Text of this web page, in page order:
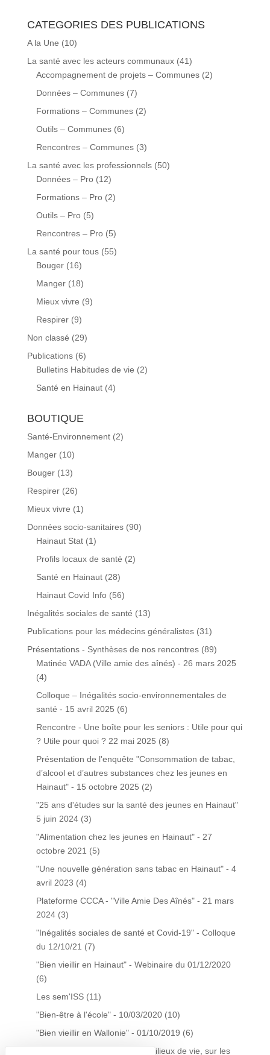
CATEGORIES DES PUBLICATIONS
A la Une (10)
La santé avec les acteurs communaux(41)
Accompagnement de projets – Communes(2)
Données – Communes(7)
Formations – Communes(2)
Outils – Communes(6)
Rencontres – Communes(3)
La santé avec les professionnels(50)
Données – Pro(12)
Formations – Pro(2)
Outils – Pro(5)
Rencontres – Pro(5)
La santé pour tous(55)
Bouger(16)
Manger(18)
Mieux vivre (9)
Respirer(9)
Non classé (29)
Publications(6)
Bulletins Habitudes de vie (2)
Santé en Hainaut(4)
BOUTIQUE
Santé-Environnement (2)
Manger (10)
Bouger (13)
Respirer (26)
Mieux vivre (1)
Données socio-sanitaires (90)
Hainaut Stat (1)
Profils locaux de santé (2)
Santé en Hainaut (28)
Hainaut Covid Info (56)
Inégalités sociales de santé (13)
Publications pour les médecins généralistes (31)
Présentations - Synthèses de nos rencontres (89)
Matinée VADA (Ville amie des aînés) - 26 mars 2025
(4)
Colloque – Inégalités socio-environnementales de
santé - 15 avril 2025 (6)
Rencontre - Une boîte pour les seniors : Utile pour qui
? Utile pour quoi ? 22 mai 2025 (8)
Présentation de l'enquête "Consommation de tabac,
d’alcool et d’autres substances chez les jeunes en
Hainaut" - 15 octobre 2025 (2)
"25 ans d'études sur la santé des jeunes en Hainaut"
5 juin 2024 (3)
"Alimentation chez les jeunes en Hainaut" - 27
octobre 2021 (5)
"Une nouvelle génération sans tabac en Hainaut" - 4
avril 2023 (4)
Plateforme CCCA - "Ville Amie Des Aînés" - 21 mars
2024 (3)
"Inégalités sociales de santé et Covid-19" - Colloque
du 12/10/21 (7)
"Bien vieillir en Hainaut" - Webinaire du 01/12/2020
(6)
Les sem'ISS (11)
"Bien-être à l'école" - 10/03/2020 (10)
"Bien vieillir en Wallonie" - 01/10/2019 (6)
La gestion du tabac dans les milieux de vie, sur les